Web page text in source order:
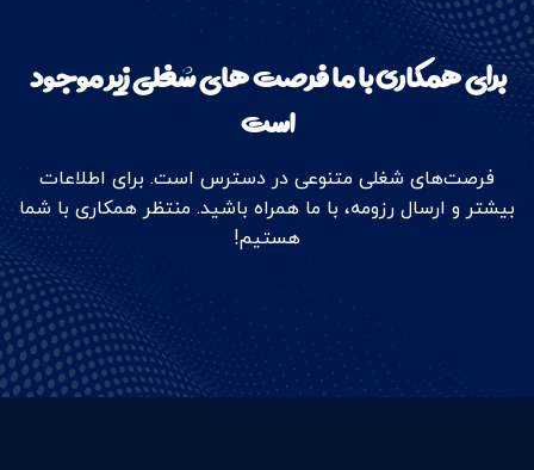
برای همکاری با ما فرصت های شغلی زیر موجود
است
فرصت‌های شغلی متنوعی در دسترس است. برای اطلاعات
بیشتر و ارسال رزومه، با ما همراه باشید. منتظر همکاری با شما
هستیم!